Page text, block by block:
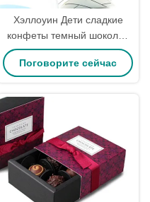
Хэллоуин Дети сладкие
конфеты темный шоколад
Подарочная коробка
Трюфельные коробки
Поговорите сейчас